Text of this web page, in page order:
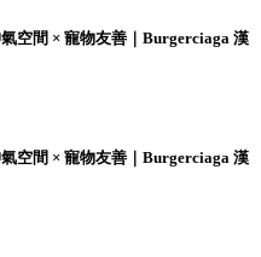
空間 × 寵物友善｜Burgerciaga 漢
空間 × 寵物友善｜Burgerciaga 漢